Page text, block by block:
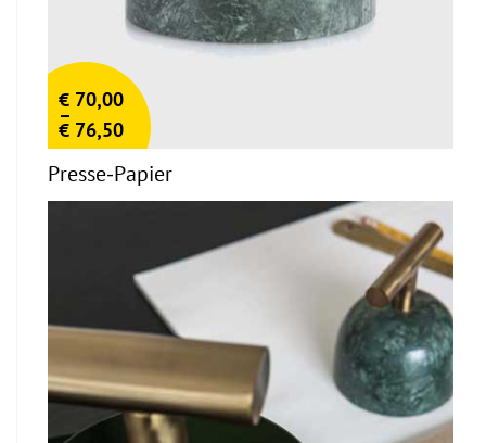
€ 70,00
–
€ 76,50
Presse-Papier